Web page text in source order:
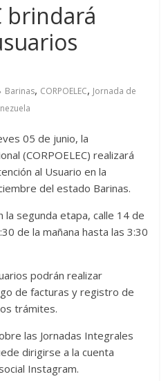
brindará
Barinas, CORPOELEC, Jornada de
05 de junio, la
(CORPOELEC) realizará
al Usuario en la
del estado Barinas.
la segunda etapa, calle 14 de
de la mañana hasta las 3:30
podrán realizar
de facturas y registro de
trámites.
las Jornadas Integrales
dirigirse a la cuenta
Instagram.